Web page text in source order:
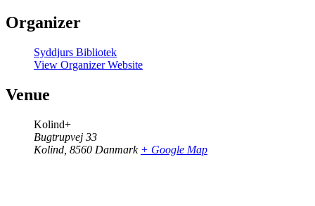
Organizer
Syddjurs Bibliotek
View Organizer Website
Venue
Kolind+
Bugtrupvej 33
Kolind 8560 Danmark + Google Map